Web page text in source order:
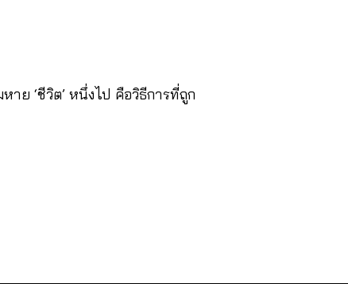
ย ‘ชีวิต’ หนึ่งไป คือวิธีการที่ถูก